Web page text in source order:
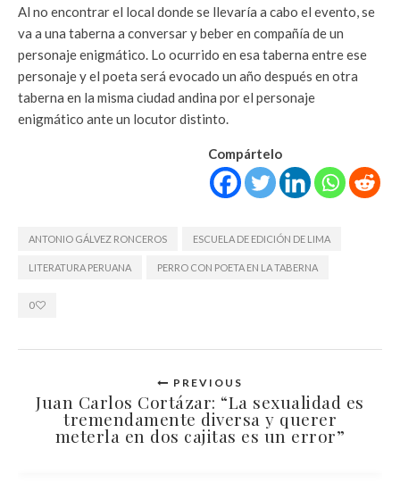
Al no encontrar el local donde se llevaría a cabo el evento, se
va a una taberna a conversar y beber en compañía de un
personaje enigmático. Lo ocurrido en esa taberna entre ese
personaje y el poeta será evocado un año después en otra
taberna en la misma ciudad andina por el personaje
enigmático ante un locutor distinto.
Compártelo
ANTONIO GÁLVEZ RONCEROS ESCUELA DE EDICIÓN DE LIMA
LITERATURA PERUANA PERRO CON POETA EN LA TABERNA
0
PREVIOUS
Juan Carlos Cortázar: “La sexualidad es
tremendamente diversa y querer
meterla en dos cajitas es un error”